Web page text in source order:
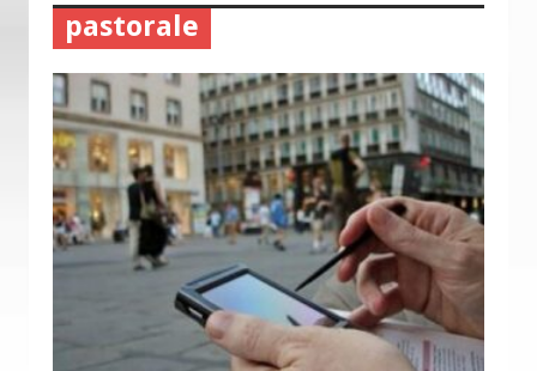
Montesilvano: “Tanta la devozione”
Torna la festa di Sant’Andrea:
“Chiediamogli di legarci al bene”
“Chiediamo al Signore di capire ciò che
è buono, giusto e santo per la nostra
vita”
Colletta pro Venezuela: aderisce
anche l’Arcidiocesi di Pescara-Penne
pastorale